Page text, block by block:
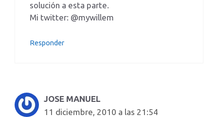
solución a esta parte.
Mi twitter: @mywillem
Responder
JOSE MANUEL
11 diciembre, 2010 a las 21:54